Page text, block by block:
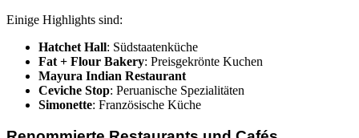
Einige Highlights sind:
Hatchet Hall: Südstaatenküche
Fat + Flour Bakery: Preisgekrönte Kuchen
Mayura Indian Restaurant
Ceviche Stop: Peruanische Spezialitäten
Simonette: Französische Küche